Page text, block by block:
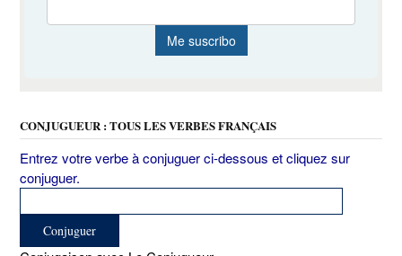
CONJUGUEUR : TOUS LES VERBES FRANÇAIS
Entrez votre verbe à conjuguer ci-dessous et cliquez sur
conjuguer.